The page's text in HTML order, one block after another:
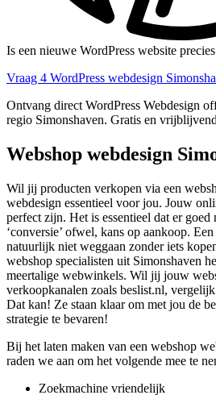
Is een nieuwe WordPress website
Vraag 4 WordPress webdesign
Ontvang direct WordPress Webdesign
regio Simonshaven. Gratis en
Webshop webdesign
Wil jij producten verkopen via een
webdesign essentieel voor jou. Jouw
perfect zijn. Het is essentieel dat er
‘conversie’ ofwel, kans op aankoop.
natuurlijk niet weggaan zonder iets
webshop specialisten uit Simonshaven
meertalige webwinkels. Wil jij jouw
verkoopkanalen zoals beslist.nl,
Dat kan! Ze staan klaar om met jou de
strategie te bevaren!
Bij het laten maken van een webshop
raden we aan om het volgende mee te
Zoekmachine vriendelijk